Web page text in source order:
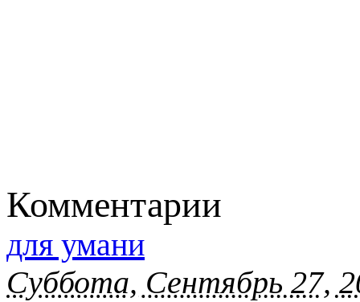
Комментарии
для умани
Суббота, Сентябрь 27,